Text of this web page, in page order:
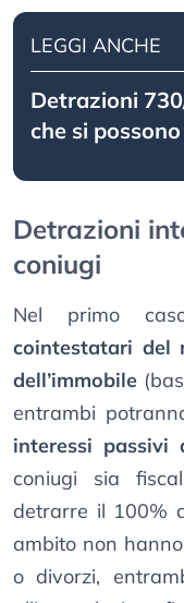
LEGGI ANCHE
Detrazioni
che si
Detrazioni
coniugi
Nel primo
cointestatari del
dell’immobile
entrambi
interessi passivi
coniugi sia
detrarre il 100%
ambito non
o divorzi,